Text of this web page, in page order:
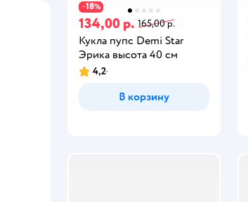
−18%
134,00 р. 165,00 р.
Кукла пупс Demi Star
Эрика высота 40 см
4,2
В корзину